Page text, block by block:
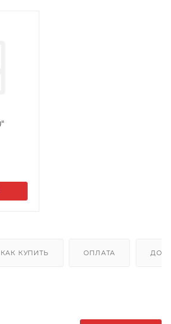
КАК КУПИТЬ ОПЛАТА